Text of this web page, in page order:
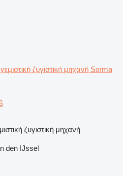
γεμιστική ζυγιστική μηχανή Sorma
ζυγιστική μηχανή
den IJssel